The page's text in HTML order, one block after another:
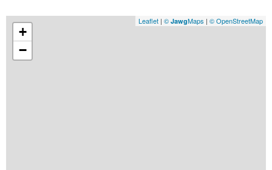
+
−
Leaflet | © JawgMaps | © OpenStreetMap